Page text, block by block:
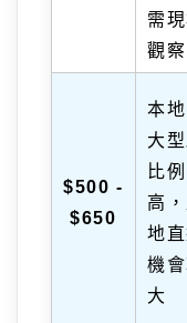
需
觀察
$500 -
$650
本
大型
比例
高
地
機
大